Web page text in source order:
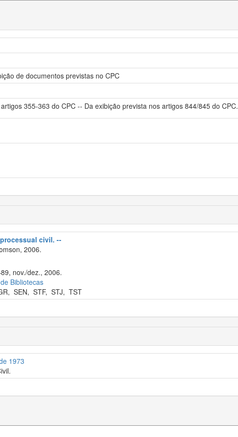
de documentos previstas no CPC
355-363 do CPC -- Da exibição prevista nos artigos 844/845 do CPC.
civil. --
2006.
nov./dez., 2006.
Bibliotecas
, SEN, STF, STJ, TST
1973